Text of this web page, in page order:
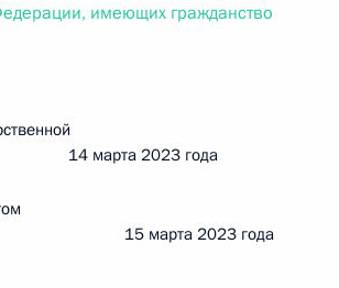
имеющих гражданство
марта 2023 года
15 марта 2023 года